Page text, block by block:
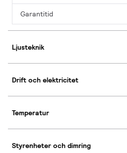
Garantitid
Ljusteknik
Drift och elektricitet
Temperatur
Styrenheter och dimring